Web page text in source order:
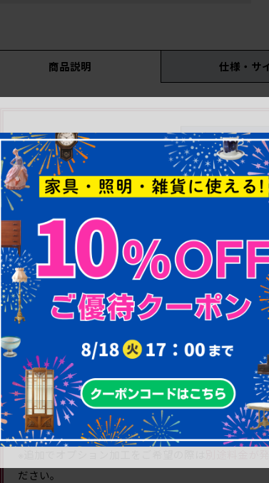
商品説明 仕様・サ
こちらの商品はリペアを行う前の状態で出品して
してリペアを行います。
現在のリペ
(上記リペア期間にはGW、お盆、年末年始等の長
しているので、追加
1年間無料修理保証付き の「高品質リペア」を
す。
● 完成後の画像をご覧いただいた上で、購入の可
● 購入キャンセルの場合でも、キャンセル料の請
別途料金が
ださい。